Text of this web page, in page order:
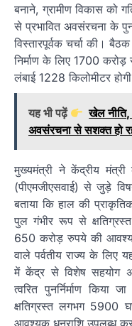
बनाने, ग्रामीण विकास को
से प्रभावित अवसंरचना के
विस्तारपूर्वक चर्चा की।
निर्माण के लिए 1700
लंबाई 1228 किलोमीटर
यह भी पढ़ें
खेल
अवसंरचना से सशक्त हो
मुख्यमंत्री ने केंद्रीय
(पीएमजीएसवाई) से जुड़े
बताया कि हाल की
पुल गंभीर रूप से
650 करोड़ रुपये की
वाले पर्वतीय राज्य के लिए
में केंद्र से विशेष सहयोग
त्वरित पुनर्निर्माण
क्षतिग्रस्त लगभग 5900
आवश्यक धनराशि उपलब्ध